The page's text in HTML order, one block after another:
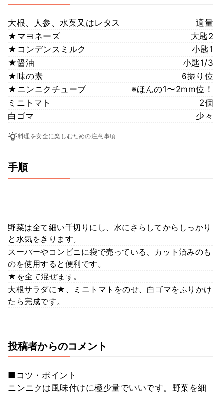
大根、人参、水菜又はレタス
適量
★マヨネーズ
大匙2
★コンデンスミルク
小匙1
★醤油
小匙1/3
★味の素
6振り位
★ニンニクチューブ
※ほんの1〜2mm位！
ミニトマト
2個
白ゴマ
少々
料理を安全に楽しむための注意事項
手順
野菜は全て細い千切りにし、水にさらしてからしっかり
と水気をきります。
スーパーやコンビニに袋で売っている、カット済みのも
のを使用すると便利です。
★を全て混ぜます。
大根サラダに★、ミニトマトをのせ、白ゴマをふりかけ
たら完成です。
投稿者からのコメント
■コツ・ポイント
ニンニクは風味付けに極少量でいいです。野菜を細